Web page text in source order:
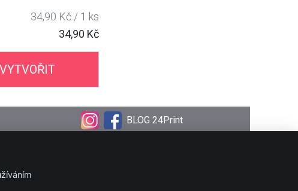
34,90 Kč / 1 ks
34,90 Kč
VYTVOŘIT
BLOG 24Print